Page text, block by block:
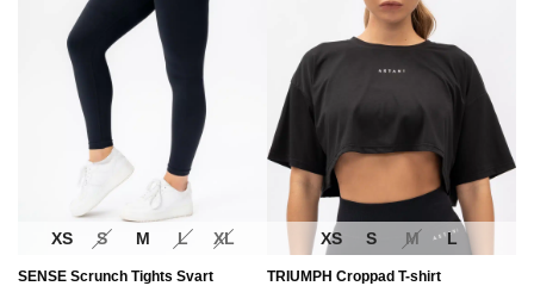
XS S M L XL
SENSE Scrunch Tights Svart
XS S M L
TRIUMPH Croppad T-shirt